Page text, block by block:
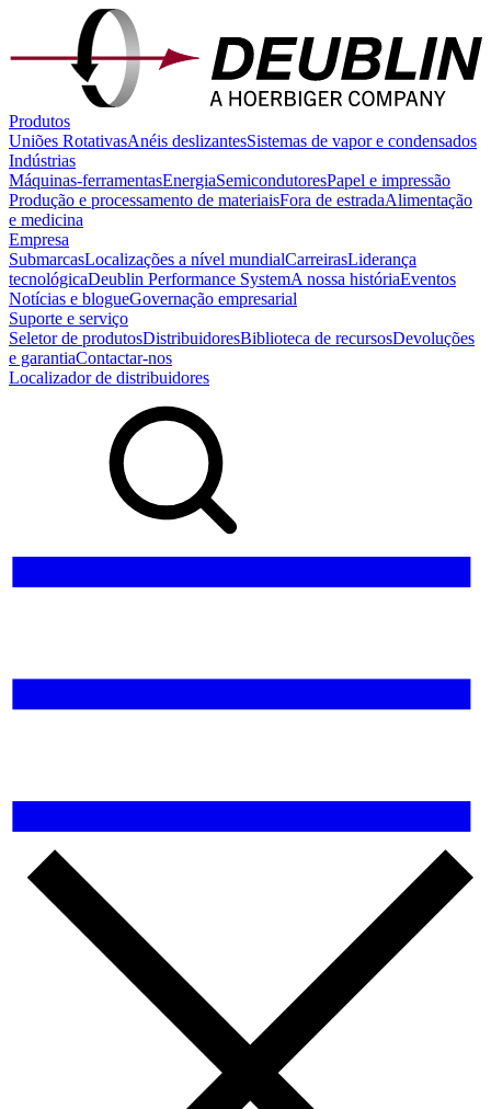
Produtos
Uniões RotativasAnéis deslizantesSistemas de vapor e condensados
Indústrias
Máquinas-ferramentasEnergiaSemicondutoresPapel e impressão
Produção e processamento de materiaisFora de estradaAlimentação
e medicina
Empresa
SubmarcasLocalizações a nível mundialCarreirasLiderança
tecnológicaDeublin Performance SystemA nossa históriaEventos
Notícias e blogueGovernação empresarial
Suporte e serviço
Seletor de produtosDistribuidoresBiblioteca de recursosDevoluções
e garantiaContactar-nos
Localizador de distribuidores